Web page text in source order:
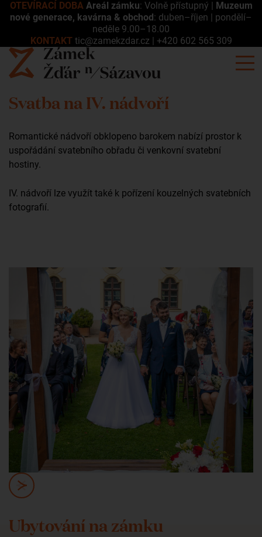
OTEVÍRACÍ DOBA Areál zámku: Volně přístupný | Muzeum
nové generace, kavárna & obchod: duben–říjen | pondělí–
neděle 9.00–18.00
KONTAKT tic@zamekzdar.cz | +420 602 565 309
Svatba na IV. nádvoří
Romantické nádvoří obklopeno barokem nabízí prostor k
uspořádání svatebního obřadu či venkovní svatební
hostiny.
IV. nádvoří lze využít také k pořízení kouzelných svatebních
fotografií.
Ubytování na zámku